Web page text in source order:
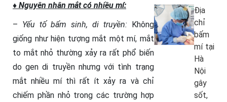
♦ Nguyên nhân mắt có nhiều mí:
– Yếu tố bẩm sinh, di truyền:Không
giống như hiện tượng mắt một mí, mắt
to mắt nhỏ thường xảy ra rất phổ biến
do gen di truyền nhưng với tình trạng
mắt nhiều mí thì rất ít xảy ra và chỉ
chiếm phần nhỏ trong các trường hợp
Địa
chỉ
bấm
mí tại
Hà
Nội
gây
sốt,